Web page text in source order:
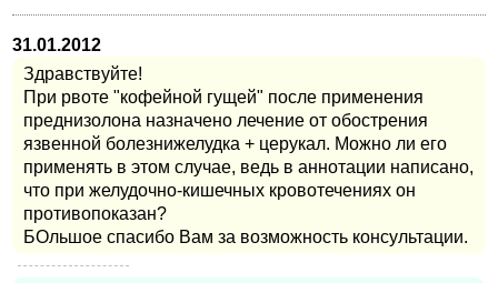
31.01.2012
Здравствуйте!
При рвоте "кофейной гущей" после применения
преднизолона назначено лечение от обострения
язвенной болезнижелудка + церукал. Можно ли его
применять в этом случае, ведь в аннотации написано,
что при желудочно-кишечных кровотечениях он
противопоказан?
БОльшое спасибо Вам за возможность консультации.